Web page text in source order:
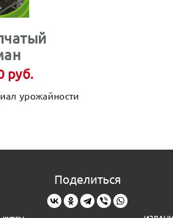
руб.
урожайности
Поделиться